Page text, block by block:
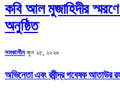
কবি আল মুজাহিদীর
অনুষ্ঠিত
সমকালীন জুন ২৫, ২০২৬
অভিনেতা এবং রবীন্দ্র গবেষক